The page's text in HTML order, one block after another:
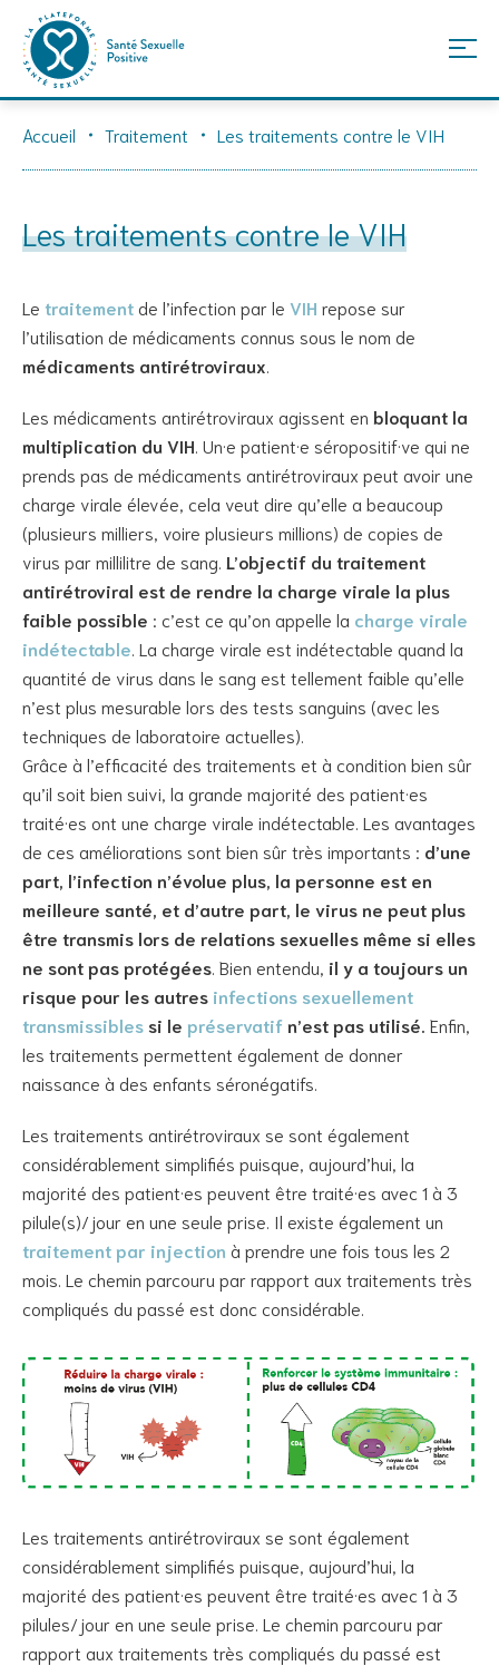
Accueil Traitement Les traitements contre le VIH
Les traitements contre le VIH
Le traitement de l’infection par le VIH repose sur
l’utilisation de médicaments connus sous le nom de
médicaments antirétroviraux
Les médicaments antirétroviraux agissent en bloquant la
multiplication du VIH . Un·e patient·e séropositif·ve qui ne
prends pas de médicaments antirétroviraux peut avoir une
charge virale élevée, cela veut dire qu’elle a beaucoup
(plusieurs milliers, voire plusieurs millions) de copies de
virus par millilitre de sang. L’objectif du traitement
antirétroviral est de rendre la charge virale la plus
faible possible : c’est ce qu’on appelle la charge virale
indétectable . La charge virale est indétectable quand la
quantité de virus dans le sang est tellement faible qu’elle
n’est plus mesurable lors des tests sanguins (avec les
techniques de laboratoire actuelles).
Grâce à l’efficacité des traitements et à condition bien sûr
qu’il soit bien suivi, la grande majorité des patient·es
traité·es ont une charge virale indétectable. Les avantages
de ces améliorations sont bien sûr très importants : d’une
part, l’infection n’évolue plus, la personne est en
meilleure santé, et d’autre part, le virus ne peut plus
être transmis lors de relations sexuelles même si elles
ne sont pas protégées . Bien entendu, il y a toujours un
risque pour les autres infections sexuellement
transmissibles si le préservatifn’est pas utilisé. Enfin,
les traitements permettent également de donner
naissance à des enfants séronégatifs.
Les traitements antirétroviraux se sont également
considérablement simplifiés puisque, aujourd’hui, la
majorité des patient·es peuvent être traité·es avec 1 à 3
pilule(s)/jour en une seule prise. Il existe également un
traitement par injection à prendre une fois tous les 2
mois. Le chemin parcouru par rapport aux traitements très
compliqués du passé est donc considérable.
Les traitements antirétroviraux se sont également
considérablement simplifiés puisque, aujourd’hui, la
majorité des patient·es peuvent être traité·es avec 1 à 3
pilules/jour en une seule prise. Le chemin parcouru par
rapport aux traitements très compliqués du passé est